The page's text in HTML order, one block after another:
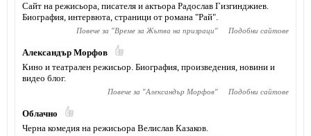
Сайт на режисьора, писателя и актьора Радослав Гизгинджиев‎.
Биография, интервюта, страници от романа "Рай".
Повече за "Време за Жътва на призраци" Подобни сайтове
Александър Морфов
Кино и театрален режисьор. Биография, произведения, новини и
видео блог.
Повече за "Александър Морфов" Подобни сайтове
Облачно
Черна комедия на режисьора Велислав Казаков.